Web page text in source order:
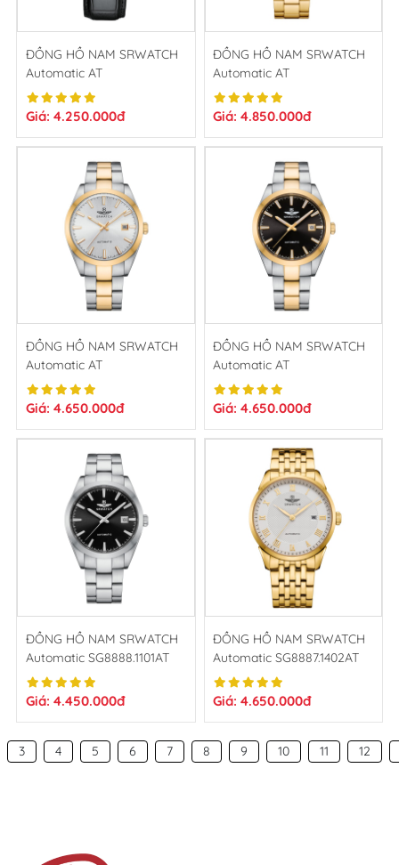
ĐỒNG HỒ NAM SRWATCH
Automatic AT
SG8889.4101AT
Giá: 4.250.000đ
ĐỒNG HỒ NAM SRWATCH
Automatic AT
SG8888.1402AT
Giá: 4.850.000đ
ĐỒNG HỒ NAM SRWATCH
Automatic AT
SG8888.1202AT
Giá: 4.650.000đ
ĐỒNG HỒ NAM SRWATCH
Automatic AT
SG8888.1201AT
Giá: 4.650.000đ
ĐỒNG HỒ NAM SRWATCH
Automatic SG8888.1101AT
Giá: 4.450.000đ
ĐỒNG HỒ NAM SRWATCH
Automatic SG8887.1402AT
Giá: 4.650.000đ
3 4 5 6 7 8 9 10 11 12